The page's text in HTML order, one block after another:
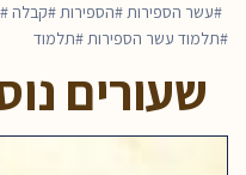
עשר הספירות הספירות קבלה
תלמוד עשר הספירות
תלמוד
שעורים